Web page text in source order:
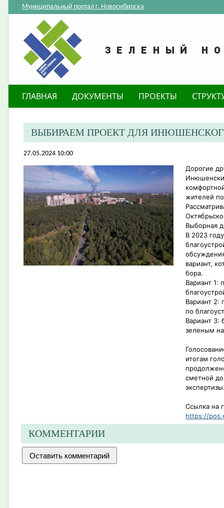
Муниципальный портал г. Новосибирска
ГЛАВНАЯ ДОКУМЕНТЫ ПРОЕКТЫ
ВЫБИРАЕМ ПРОЕКТ ДЛЯ
27.05.2024 10:00
Дорогие
жителей
Выборная
В 2023
вариант,
бора.
Вариант 1:
Вариант 2:
по
Вариант 3:
зеленым
итогам
сметной
Ссылка на
https://
КОММЕНТАРИИ